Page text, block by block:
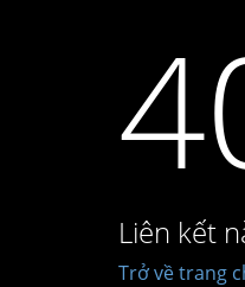
Liên kết
Trở về trang